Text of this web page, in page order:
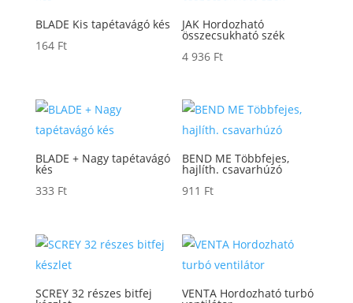
BLADE Kis tapétavágó kés
164 Ft
JAK Hordozható
összecsukható szék
4 936 Ft
BLADE + Nagy tapétavágó
kés
333 Ft
BEND ME Többfejes,
hajlíth. csavarhúzó
911 Ft
SCREY 32 részes bitfej VENTA Hordozható turbó